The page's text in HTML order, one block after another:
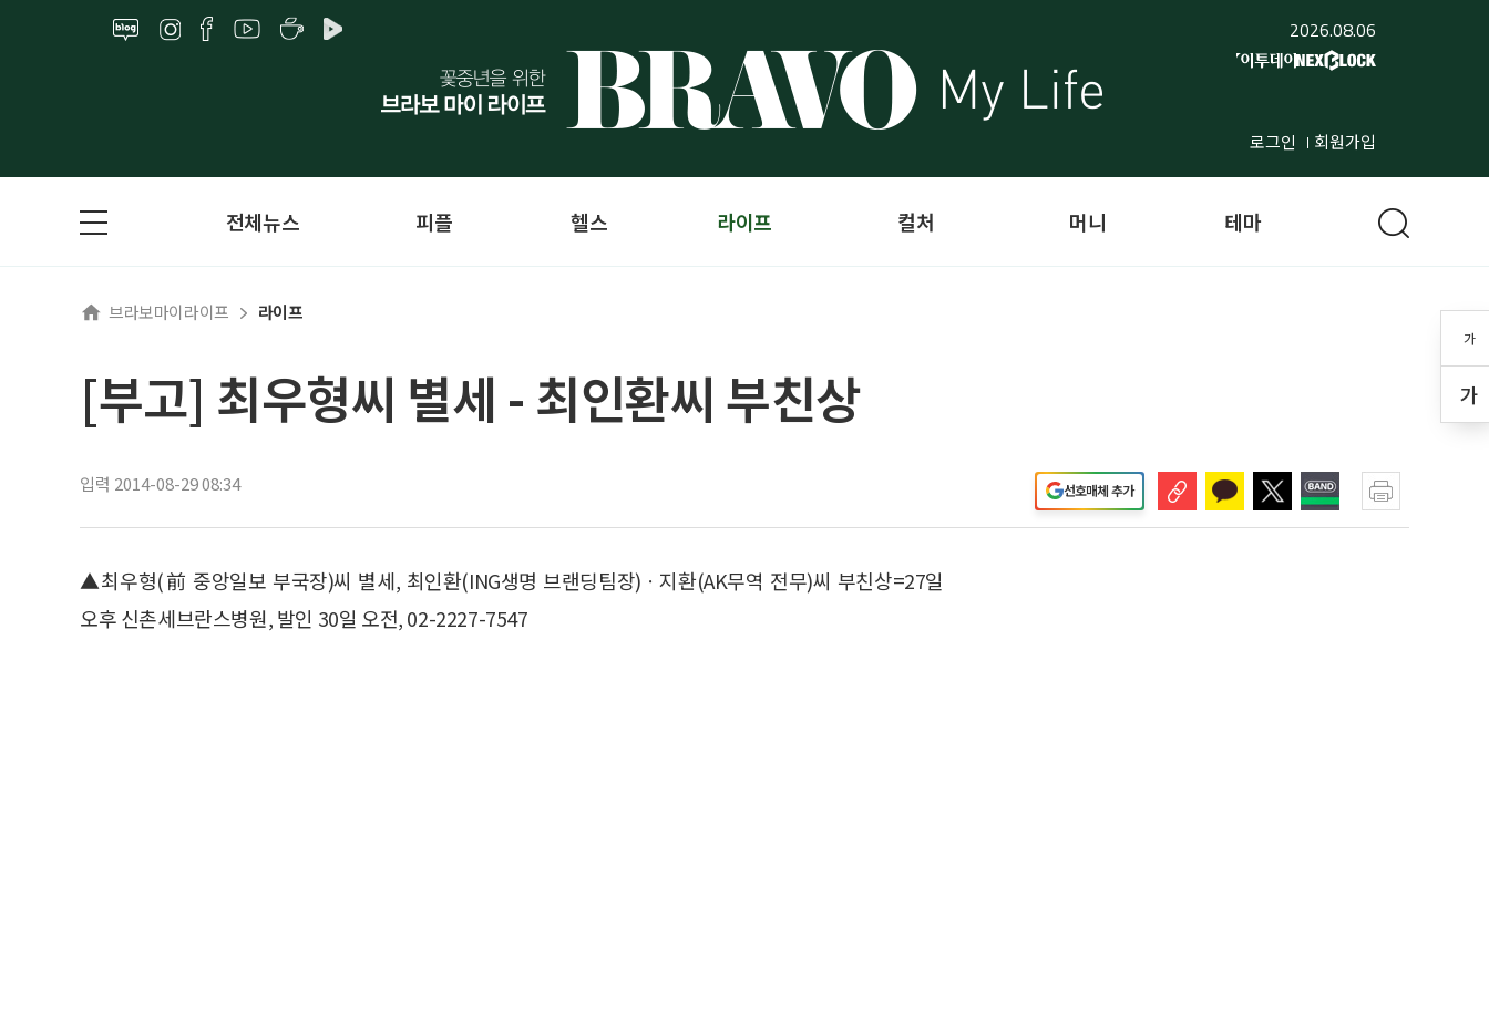
2026.08.06
로그인 회원가입
가
가
전체뉴스 피플 헬스 라이프 컬처 머니 테마
브라보마이라이프 라이프
[부고] 최우형씨 별세 - 최인환씨 부친상
입력 2014-08-29 08:34 선호매체 추가
▲최우형(前 중앙일보 부국장)씨 별세, 최인환(ING생명 브랜딩팀장)ㆍ지환(AK무역 전무)씨 부친상=27일
오후 신촌세브란스병원, 발인 30일 오전, 02-2227-7547